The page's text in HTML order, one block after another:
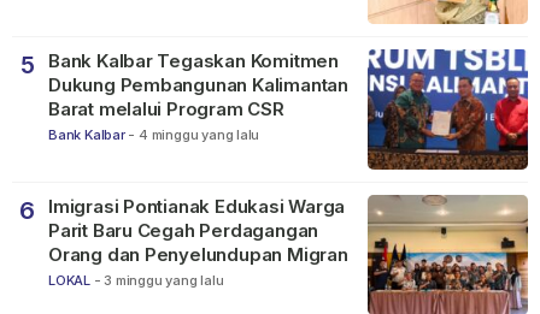
5
Bank Kalbar Tegaskan Komitmen
Dukung Pembangunan Kalimantan
Barat melalui Program CSR
Bank Kalbar - 4 minggu yang lalu
6
Imigrasi Pontianak Edukasi Warga
Parit Baru Cegah Perdagangan
Orang dan Penyelundupan Migran
LOKAL - 3 minggu yang lalu